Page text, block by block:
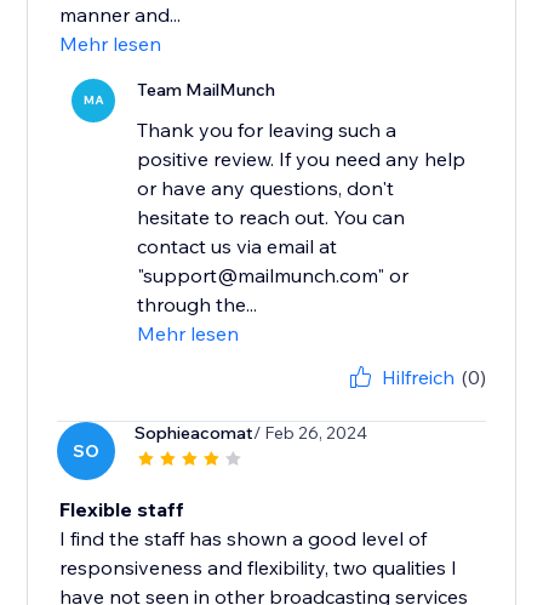
manner and...
Mehr lesen
MA Team MailMunch
Thank you for leaving such a
positive review. If you need any help
or have any questions, don't
hesitate to reach out. You can
contact us via email at
"support@mailmunch.com" or
through the...
Mehr lesen
Hilfreich (0)
SO
Sophieacomat/ Feb 26, 2024
Flexible staff
I find the staff has shown a good level of
responsiveness and flexibility, two qualities I
have not seen in other broadcasting services